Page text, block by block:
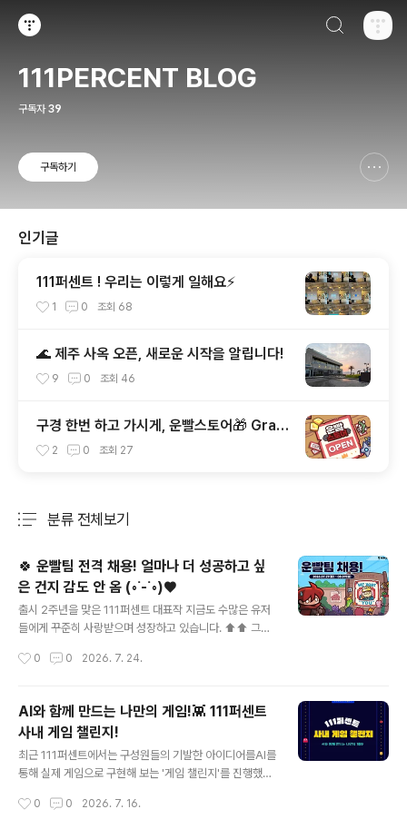
111PERCENT BLOG
구독자 39
구독하기
인기글
111퍼센트 ! 우리는 이렇게 일해요⚡
1 0 조회 68
🌊 제주 사옥 오픈, 새로운 시작을 알립니다!
9 0 조회 46
구경 한번 하고 가시게, 운빨스토어🎁 Gran
d Open!🎉
2 0 조회 27
분류 전체보기
🍀 운빨팀 전격 채용! 얼마나 더 성공하고 싶
은 건지 감도 안 옴 (◦︎˙-˙◦︎)♥️
출시 2주년을 맞은 111퍼센트 대표작 지금도 수많은 유저
들에게 꾸준히 사랑받으며 성장하고 있습니다. ⬆️⬆️ 그런
임을 만들기 위해오늘도 다음 재미를 고민하고 있습니다.
세요. \^o^/ 운빨팀, 이런 분들을 찾고 있어요 🫵 인재상은
단 ☝️ 재미있는 게임은일을 재미있어하는 사람들이 만듭니
다. 🚀 팀, 전직군 채용 중! 게임 클라이언트 개발자2D 게
임 그래픽 디자이너UI·UX 디자이너이펙터밸런싱 기획자
📅 서류 접수 기간 놓치지 마세요!서류 접수 : 7/27(월) ~
0 0 2026. 7. 24.
AI와 함께 만드는 나만의 게임!👾 111퍼센트
사내 게임 챌린지!
최근 111퍼센트에서는 구성원들의 기발한 아이디어를AI를
통해 실제 게임으로 구현해 보는 '게임 챌린지'를 진행했습
미니 게임을 자유 주제로 제작했으며코딩 경험이 없는 구
0 0 2026. 7. 16.